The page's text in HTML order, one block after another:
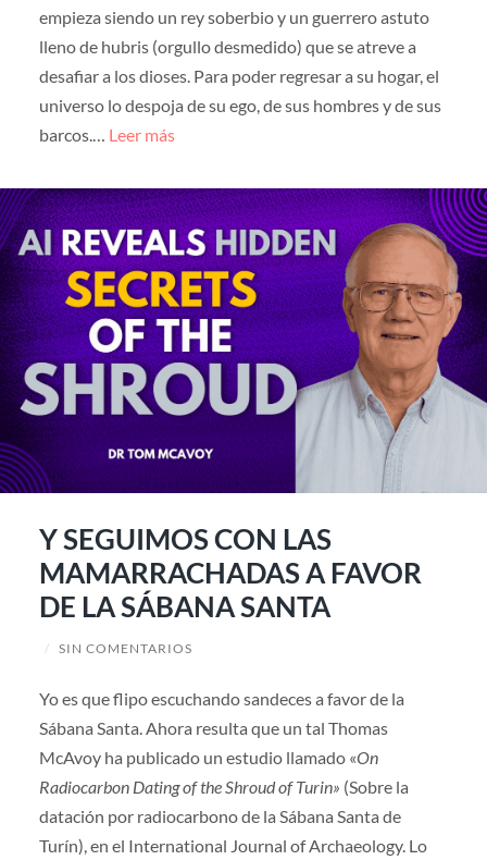
empieza siendo un rey soberbio y un guerrero astuto
lleno de hubris (orgullo desmedido) que se atreve a
desafiar a los dioses. Para poder regresar a su hogar, el
universo lo despoja de su ego, de sus hombres y de sus
barcos.… Leer más
Y SEGUIMOS CON LAS
MAMARRACHADAS A FAVOR
DE LA SÁBANA SANTA
/ SIN COMENTARIOS
Yo es que flipo escuchando sandeces a favor de la
Sábana Santa. Ahora resulta que un tal Thomas
McAvoy ha publicado un estudio llamado «On
Radiocarbon Dating of the Shroud of Turin» (Sobre la
datación por radiocarbono de la Sábana Santa de
Turín), en el International Journal of Archaeology. Lo